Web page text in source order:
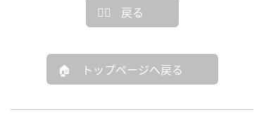
戻る
トップページへ戻る